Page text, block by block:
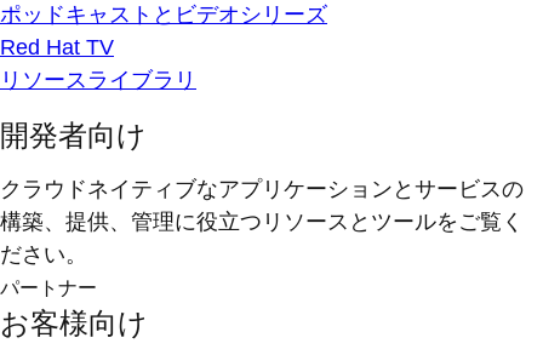
ポッドキャストとビデオシリーズ
Red Hat TV
リソースライブラリ
開発者向け
クラウドネイティブなアプリケーションとサービスの
構築、提供、管理に役立つリソースとツールをご覧く
ださい。
パートナー
お客様向け